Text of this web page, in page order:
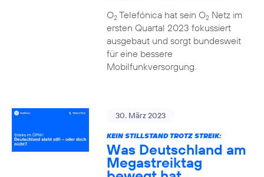
O2Telefónica hat sein O2Netz im
ersten Quartal 2023 fokussiert
ausgebaut und sorgt bundesweit
für eine bessere
Mobilfunkversorgung.
30. März 2023
KEIN STILLSTAND TROTZ STREIK:
Was Deutschland am
Megastreiktag